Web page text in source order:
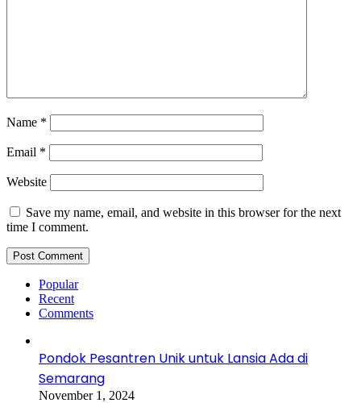
Name *
Email *
Website
Save my name, email, and website in this browser for the next
time I comment.
Popular
Recent
Comments
Pondok Pesantren Unik untuk Lansia Ada di
Semarang
November 1, 2024